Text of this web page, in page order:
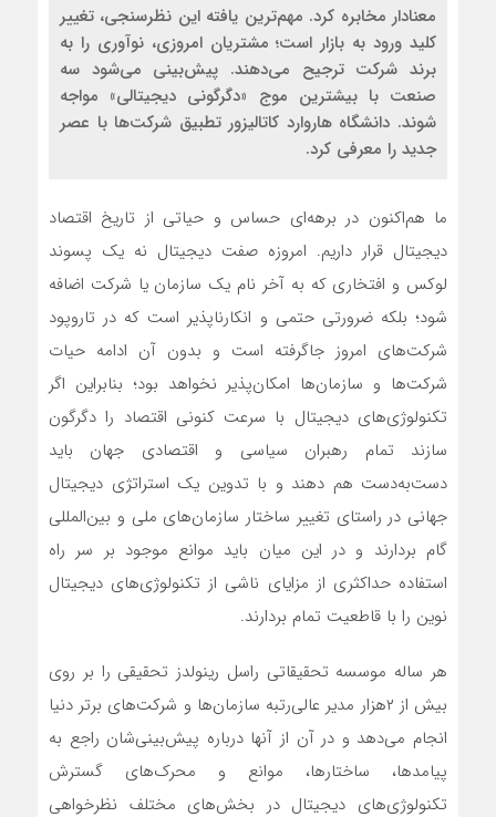
معنادار مخابره کرد. مهم‌ترین یافته این نظرسنجی، تغییر
کلید ورود به بازار است؛ مشتریان امروزی، نوآوری را به
برند شرکت ترجیح می‌دهند. پیش‌بینی می‌شود سه
صنعت با بیشترین موج «دگرگونی دیجیتالی» مواجه
شوند. دانشگاه هاروارد کاتالیزور تطبیق شرکت‌ها با عصر
جدید را معرفی کرد.
ما هم‌اکنون در برهه‌‌‌ای حساس و حیاتی از تاریخ اقتصاد
دیجیتال قرار داریم. امروزه صفت دیجیتال نه یک پسوند
لوکس و افتخاری که به آخر نام یک سازمان یا شرکت اضافه
شود؛ بلکه ضرورتی حتمی و انکارناپذیر است که در تاروپود
شرکت‌های امروز جاگرفته است و بدون آن ادامه حیات
شرکت‌ها و سازمان‌ها امکان‌‌‌پذیر نخواهد بود؛ بنابراین اگر
تکنولوژی‌‌‌های دیجیتال با سرعت کنونی اقتصاد را دگرگون
سازند تمام رهبران سیاسی و اقتصادی جهان باید
دست‌‌‌به‌‌‌دست هم دهند و با تدوین یک استراتژی دیجیتال
جهانی در راستای تغییر ساختار سازمان‌های ملی و بین‌المللی
گام بردارند و در این میان باید موانع موجود بر سر راه
استفاده حداکثری از مزایای ناشی از تکنولوژی‌‌‌های دیجیتال
نوین را با قاطعیت تمام بردارند.
هر ساله موسسه تحقیقاتی راسل رینولدز تحقیقی را بر روی
بیش از ۲هزار مدیر عالی‌‌‌رتبه سازمان‌ها و شرکت‌های برتر دنیا
انجام می‌دهد و در آن از آنها درباره پیش‌بینی‌‌‌شان راجع به
پیامدها، ساختارها، موانع و محرک‌‌‌های گسترش
تکنولوژی‌‌‌های دیجیتال در بخش‌‌‌های مختلف نظرخواهی